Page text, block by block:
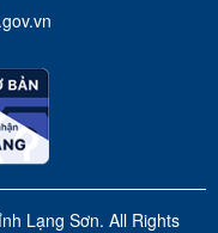
Lạng Sơn. All Rights